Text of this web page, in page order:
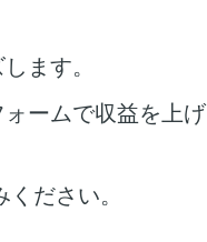
ます。
ームで収益を上げ
ださい。